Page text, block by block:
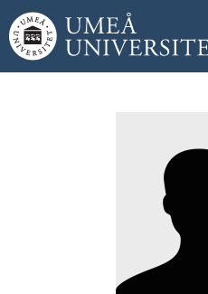
Hoppa direkt till innehållet